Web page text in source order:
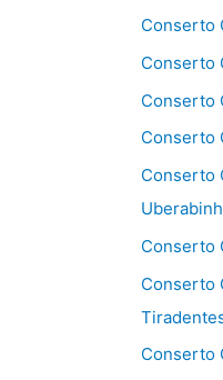
Conserto
Conserto
Conserto
Conserto
Conserto
Conserto
Conserto
Conserto